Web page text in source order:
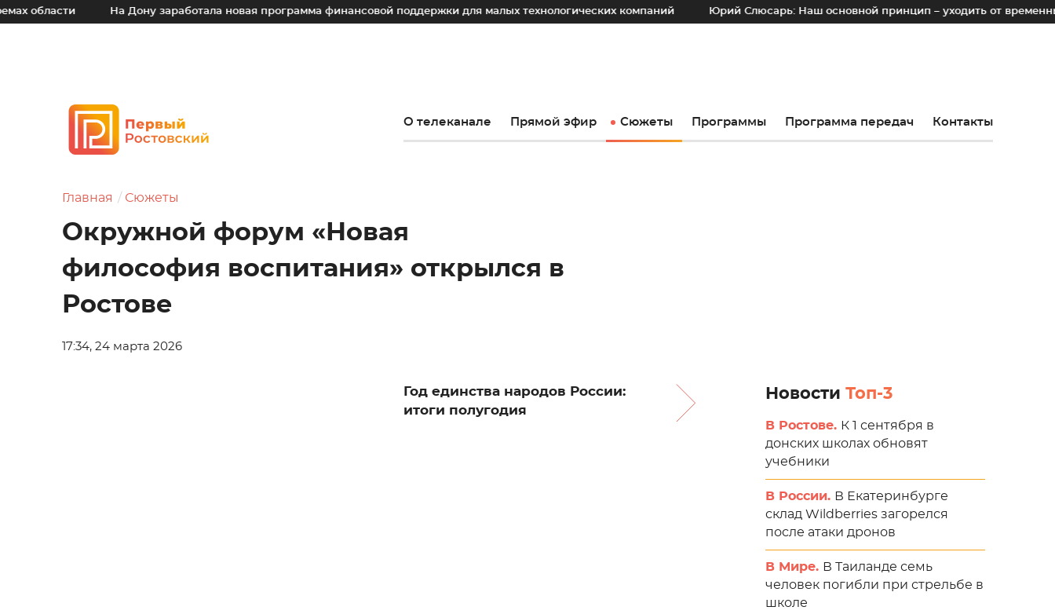
На Дону заработала новая программа финансовой поддержки для малых технологических компаний Юрий Слюсарь: Наш основной принцип – уходить от временных лотков,
О телеканале Прямой эфир Сюжеты Программы Программа передач Контакты
Главная Сюжеты
Окружной форум «Новая
философия воспитания» открылся в
Ростове
17:34, 24 марта 2026
Год единства народов России:
итоги полугодия
Новости Топ-3
В Ростове. К 1 сентября в
донских школах обновят
учебники
В России. В Екатеринбурге
склад Wildberries загорелся
после атаки дронов
В Мире. В Таиланде семь
человек погибли при стрельбе в
школе